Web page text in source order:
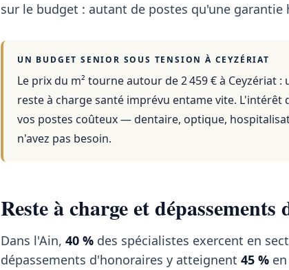
sur le budget : autant de postes qu'une
UN BUDGET SENIOR SOUS TENSION À CEYZÉRIAT
Le prix du m² tourne autour de 2 459 €à Ceyzériat :
reste à charge santé imprévu entame vite.
vos postes coûteux — dentaire, optique,
n'avez pas besoin.
Reste à charge et
Dans l'Ain, 40 % des spécialistes exercent en
dépassements d'honoraires y atteignent 45 %